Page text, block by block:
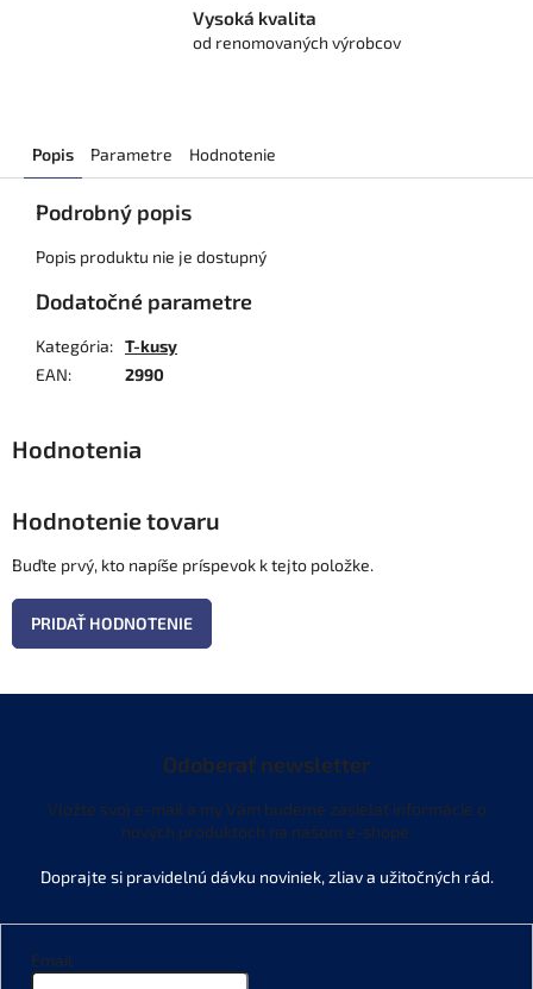
Vysoká kvalita
od renomovaných výrobcov
Popis Parametre Hodnotenie
Podrobný popis
Popis produktu nie je dostupný
Dodatočné parametre
Kategória: T-kusy
EAN: 2990
Hodnotenie tovaru
Buďte prvý, kto napíše príspevok k tejto položke.
PRIDAŤ HODNOTENIE
Odoberať newsletter
Vložte svoj e-mail a my Vám budeme zasielať informácie o
nových produktoch na našom e-shope.
Email